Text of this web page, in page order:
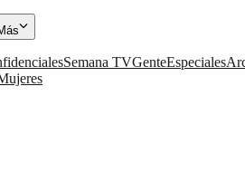
Semana TVGenteEspeciales